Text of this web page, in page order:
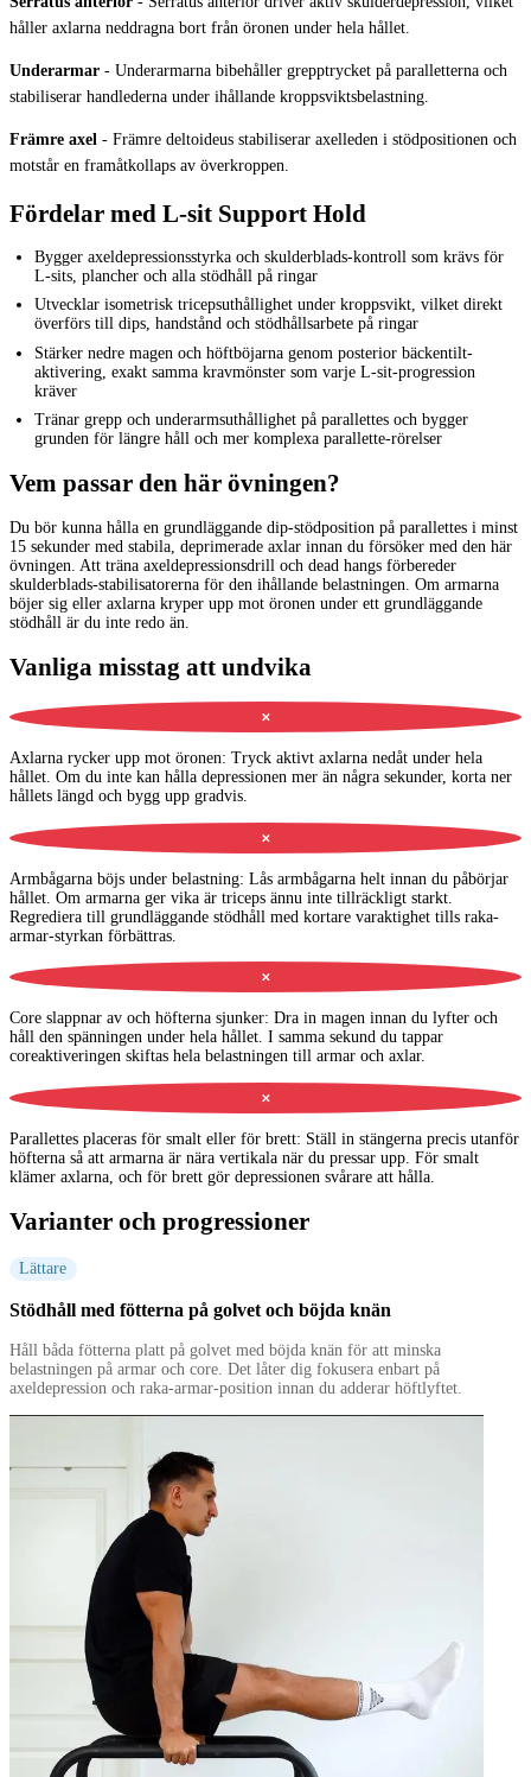
håller axlarna neddragna bort från öronen under hela hållet.
Underarmar - Underarmarna bibehåller grepptrycket på paralletterna och
stabiliserar handlederna under ihållande kroppsviktsbelastning.
Främre axel - Främre deltoideus stabiliserar axelleden i stödpositionen och
motstår en framåtkollaps av överkroppen.
Fördelar med L-sit Support Hold
Bygger axeldepressionsstyrka och skulderblads-kontroll som krävs för
L-sits, plancher och alla stödhåll på ringar
Utvecklar isometrisk tricepsuthållighet under kroppsvikt, vilket direkt
överförs till dips, handstånd och stödhållsarbete på ringar
Stärker nedre magen och höftböjarna genom posterior bäckentilt-
aktivering, exakt samma kravmönster som varje L-sit-progression
kräver
Tränar grepp och underarmsuthållighet på parallettes och bygger
grunden för längre håll och mer komplexa parallette-rörelser
Vem passar den här övningen?
Du bör kunna hålla en grundläggande dip-stödposition på parallettes i minst
15 sekunder med stabila, deprimerade axlar innan du försöker med den här
övningen. Att träna axeldepressionsdrill och dead hangs förbereder
skulderblads-stabilisatorerna för den ihållande belastningen. Om armarna
böjer sig eller axlarna kryper upp mot öronen under ett grundläggande
stödhåll är du inte redo än.
Vanliga misstag att undvika
✕
Axlarna rycker upp mot öronen: Tryck aktivt axlarna nedåt under hela
hållet. Om du inte kan hålla depressionen mer än några sekunder, korta ner
hållets längd och bygg upp gradvis.
✕
Armbågarna böjs under belastning: Lås armbågarna helt innan du påbörjar
hållet. Om armarna ger vika är triceps ännu inte tillräckligt starkt.
Regrediera till grundläggande stödhåll med kortare varaktighet tills raka-
armar-styrkan förbättras.
✕
Core slappnar av och höfterna sjunker: Dra in magen innan du lyfter och
håll den spänningen under hela hållet. I samma sekund du tappar
coreaktiveringen skiftas hela belastningen till armar och axlar.
✕
Parallettes placeras för smalt eller för brett: Ställ in stängerna precis utanför
höfterna så att armarna är nära vertikala när du pressar upp. För smalt
klämer axlarna, och för brett gör depressionen svårare att hålla.
Varianter och progressioner
Lättare
Stödhåll med fötterna på golvet och böjda knän
Håll båda fötterna platt på golvet med böjda knän för att minska
belastningen på armar och core. Det låter dig fokusera enbart på
axeldepression och raka-armar-position innan du adderar höftlyftet.